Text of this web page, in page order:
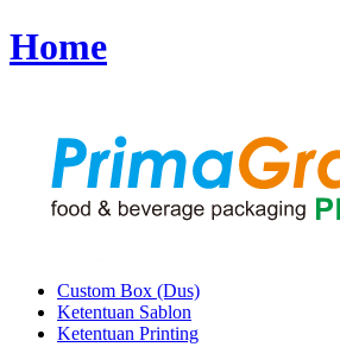
Home
Custom Box (Dus)
Ketentuan Sablon
Ketentuan Printing